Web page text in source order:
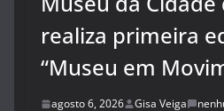
realiza primeira
“Museu em
agosto 6, 2026 Gisa Veiga